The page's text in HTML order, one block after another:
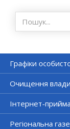
Графіки
Очищення влади
Інтернет-
Регіональна